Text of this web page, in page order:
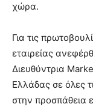
χώρα.
Για τις
εταιρείας
Διευθύντρια
Ελλάδας σε όλες
στην προσπάθεια